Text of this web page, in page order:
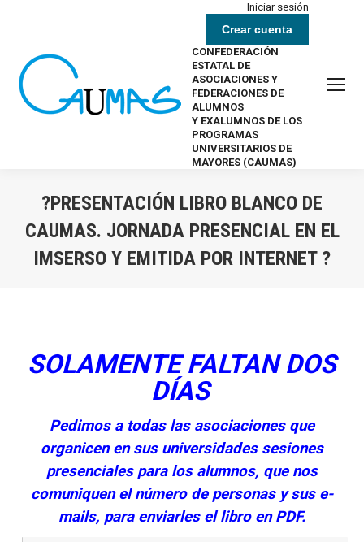
Iniciar sesión
Crear cuenta
CONFEDERACIÓN
ESTATAL DE
ASOCIACIONES Y
FEDERACIONES DE
ALUMNOS
Y EXALUMNOS DE LOS
PROGRAMAS
UNIVERSITARIOS DE
MAYORES (CAUMAS)
?PRESENTACIÓN LIBRO BLANCO DE
CAUMAS. JORNADA PRESENCIAL EN EL
IMSERSO Y EMITIDA POR INTERNET ?
SOLAMENTE FALTAN DOS
DÍAS
Pedimos a todas las asociaciones que
organicen en sus universidades sesiones
presenciales para los alumnos, que nos
comuniquen el número de personas y sus e-
mails, para enviarles el libro en PDF.